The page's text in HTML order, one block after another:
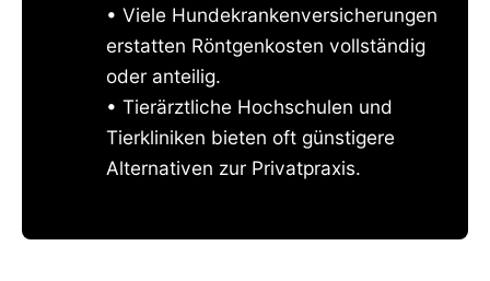
• Viele Hundekrankenversicherungen
erstatten Röntgenkosten vollständig
oder anteilig.
• Tierärztliche Hochschulen und
Tierkliniken bieten oft günstigere
Alternativen zur Privatpraxis.